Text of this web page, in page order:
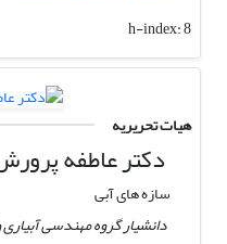
h-index:8
هیات تحریریه
دکتر عاطفه
سازه های آبی
دانشیار گروه مهندسی آبیاری